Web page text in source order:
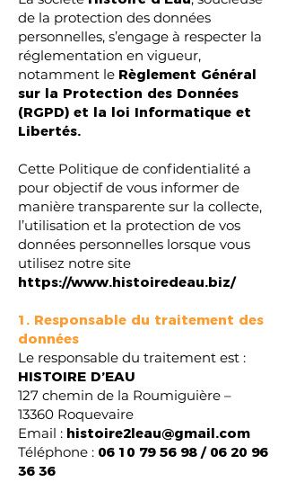
de la protection des données
personnelles, s’engage à respecter la
réglementation en vigueur,
notamment le Règlement Général
sur la Protection des Données
(RGPD) et la loi Informatique et
Libertés.
Cette Politique de confidentialité a
pour objectif de vous informer de
manière transparente sur la collecte,
l’utilisation et la protection de vos
données personnelles lorsque vous
utilisez notre site
https://www.histoiredeau.biz/
1. Responsable du traitement des
données
Le responsable du traitement est :
HISTOIRE D’EAU
127 chemin de la Roumiguière –
13360 Roquevaire
Email : histoire2leau@gmail.com
Téléphone : 06 10 79 56 98/ 06 20 96
36 36